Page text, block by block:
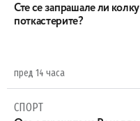
Сте се запрашале ли колку
поткастерите?
пред 14 часа
СПОРТ